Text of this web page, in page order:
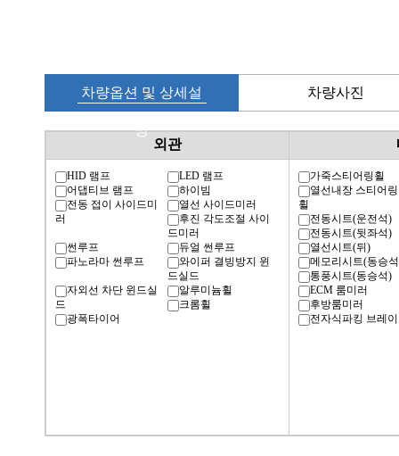
차량옵션 및 상세설
명
차량사진
외관
HID 램프
LED 램프
어댑티브 램프
하이빔
전동 접이 사이드미
러
열선 사이드미러
후진 각도조절 사이
드미러
썬루프
듀얼 썬루프
파노라마 썬루프
와이퍼 결빙방지 윈
드실드
자외선 차단 윈드실
드
알루미늄휠
크롬휠
광폭타이어
가죽스티어링휠
열선내장 스티어링
휠
전동시트(운전석)
전동시트(뒷좌석)
열선시트(뒤)
메모리시트(동승
통풍시트(동승석)
ECM 룸미러
후방룸미러
전자식파킹 브레